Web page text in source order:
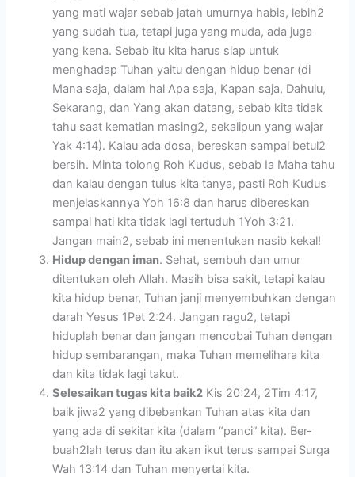
yang mati wajar sebab jatah umurnya habis, lebih2
yang sudah tua, tetapi juga yang muda, ada juga
yang kena. Sebab itu kita harus siap untuk
menghadap Tuhan yaitu dengan hidup benar (di
Mana saja, dalam hal Apa saja, Kapan saja, Dahulu,
Sekarang, dan Yang akan datang, sebab kita tidak
tahu saat kematian masing2, sekalipun yang wajar
Yak 4:14). Kalau ada dosa, bereskan sampai betul2
bersih. Minta tolong Roh Kudus, sebab Ia Maha tahu
dan kalau dengan tulus kita tanya, pasti Roh Kudus
menjelaskannya Yoh 16:8 dan harus dibereskan
sampai hati kita tidak lagi tertuduh 1Yoh 3:21.
Jangan main2, sebab ini menentukan nasib kekal!
Hidup dengan iman. Sehat, sembuh dan umur
ditentukan oleh Allah. Masih bisa sakit, tetapi kalau
kita hidup benar, Tuhan janji menyembuhkan dengan
darah Yesus 1Pet 2:24. Jangan ragu2, tetapi
hiduplah benar dan jangan mencobai Tuhan dengan
hidup sembarangan, maka Tuhan memelihara kita
dan kita tidak lagi takut.
Selesaikan tugas kita baik2 Kis 20:24, 2Tim 4:17,
baik jiwa2 yang dibebankan Tuhan atas kita dan
yang ada di sekitar kita (dalam “panci” kita). Ber-
buah2lah terus dan itu akan ikut terus sampai Surga
Wah 13:14 dan Tuhan menyertai kita.